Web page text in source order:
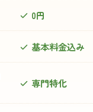
0円
基本料金込み
専門特化